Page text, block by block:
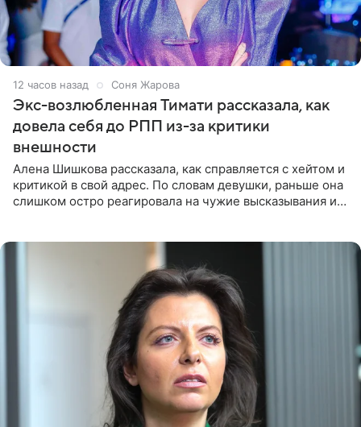
12 часов назад Соня Жарова
Экс-возлюбленная Тимати рассказала, как
довела себя до РПП из-за критики
внешности
Алена Шишкова рассказала, как справляется с хейтом и
критикой в свой адрес. По словам девушки, раньше она
слишком остро реагировала на чужие высказывания и